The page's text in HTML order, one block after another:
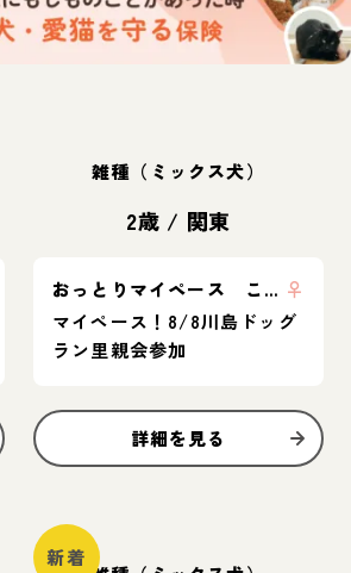
雑種（ミックス犬）
2歳 / 関東
おっとりマイペース ここな ♀
マイペース！8/8川島ドッグ
ラン里親会参加
詳細を見る
新着